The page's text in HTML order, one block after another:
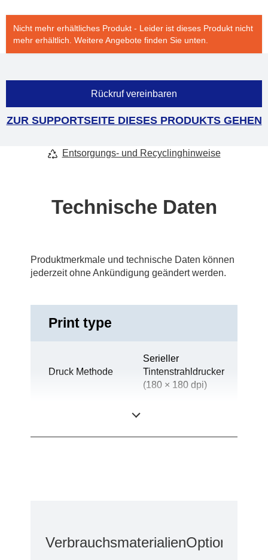
Nicht mehr erhältliches Produkt - Leider ist dieses Produkt nicht
mehr erhältlich. Weitere Angebote finden Sie unten.
Rückruf vereinbaren
ZUR SUPPORTSEITE DIESES PRODUKTS GEHEN
Entsorgungs- und Recyclinghinweise
Technische Daten
Produktmerkmale und technische Daten können
jederzeit ohne Ankündigung geändert werden.
Print type
Druck Methode
Serieller
Tintenstrahldrucker
(180 × 180 dpi)
VerbrauchsmaterialienOptionen